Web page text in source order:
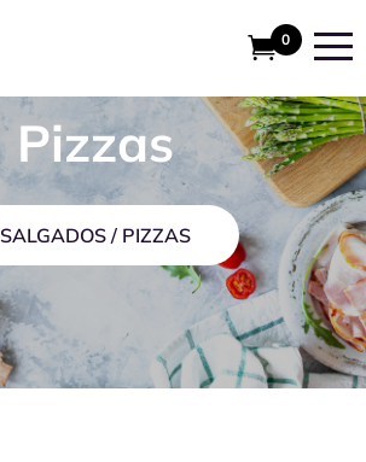
0
Pizzas
SALGADOS/ PIZZAS